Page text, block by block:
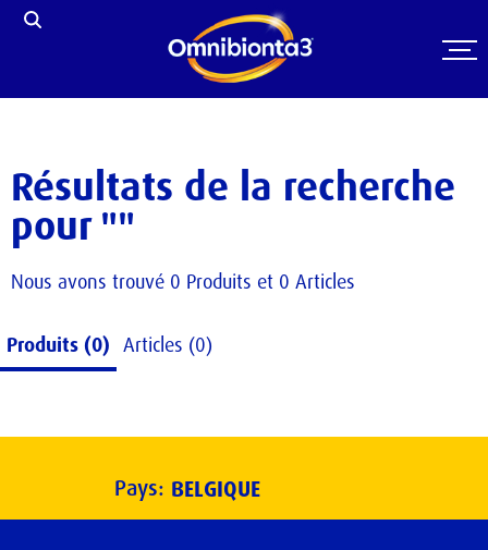
Résultats de la recherche
pour ""
Nous avons trouvé 0 Produits et 0 Articles
Produits (0) Articles (0)
Pays: BELGIQUE